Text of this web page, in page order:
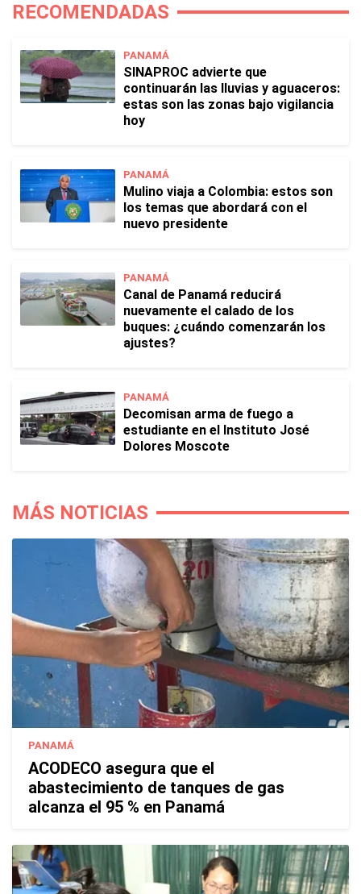
RECOMENDADAS
PANAMÁ
SINAPROC advierte que
continuarán las lluvias y aguaceros:
estas son las zonas bajo vigilancia
hoy
PANAMÁ
Mulino viaja a Colombia: estos son
los temas que abordará con el
nuevo presidente
PANAMÁ
Canal de Panamá reducirá
nuevamente el calado de los
buques: ¿cuándo comenzarán los
ajustes?
PANAMÁ
Decomisan arma de fuego a
estudiante en el Instituto José
Dolores Moscote
MÁS NOTICIAS
PANAMÁ
ACODECO asegura que el
abastecimiento de tanques de gas
alcanza el 95 % en Panamá